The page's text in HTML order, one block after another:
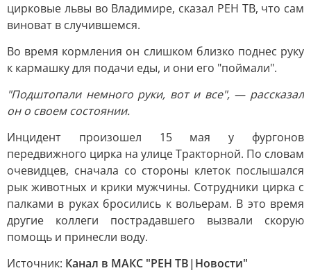
цирковые львы во Владимире, сказал РЕН ТВ, что сам
виноват в случившемся.
Во время кормления он слишком близко поднес руку
к кармашку для подачи еды, и они его "поймали".
"Подштопали немного руки, вот и все", — рассказал
он о своем состоянии.
Инцидент произошел 15 мая у фургонов
передвижного цирка на улице Тракторной. По словам
очевидцев, сначала со стороны клеток послышался
рык животных и крики мужчины. Сотрудники цирка с
палками в руках бросились к вольерам. В это время
другие коллеги пострадавшего вызвали скорую
помощь и принесли воду.
Источник: Канал в МАКС "РЕН ТВ|Новости"